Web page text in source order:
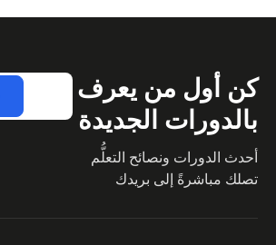
كن أول من يعرف
بالدورات الجديدة
أحدث الدورات ونصائح التعلُّم
تصلك مباشرةً إلى بريدك